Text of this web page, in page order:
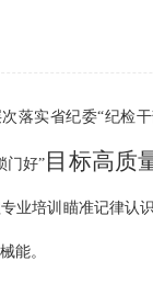
次落实省纪委“纪检
门好” 目标高质
业培训瞄准记律认
能。